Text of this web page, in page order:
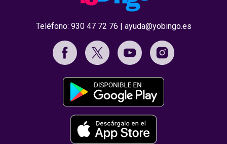
Teléfono: 930 47 72 76 | ayuda@yobingo.es